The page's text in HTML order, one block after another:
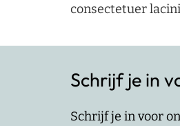
consectetuer
Schrijf je in
Schrijf je in voor